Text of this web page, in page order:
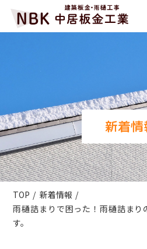
新着情
TOP
新着情報
雨樋詰まりで困った！雨樋詰まり
す。